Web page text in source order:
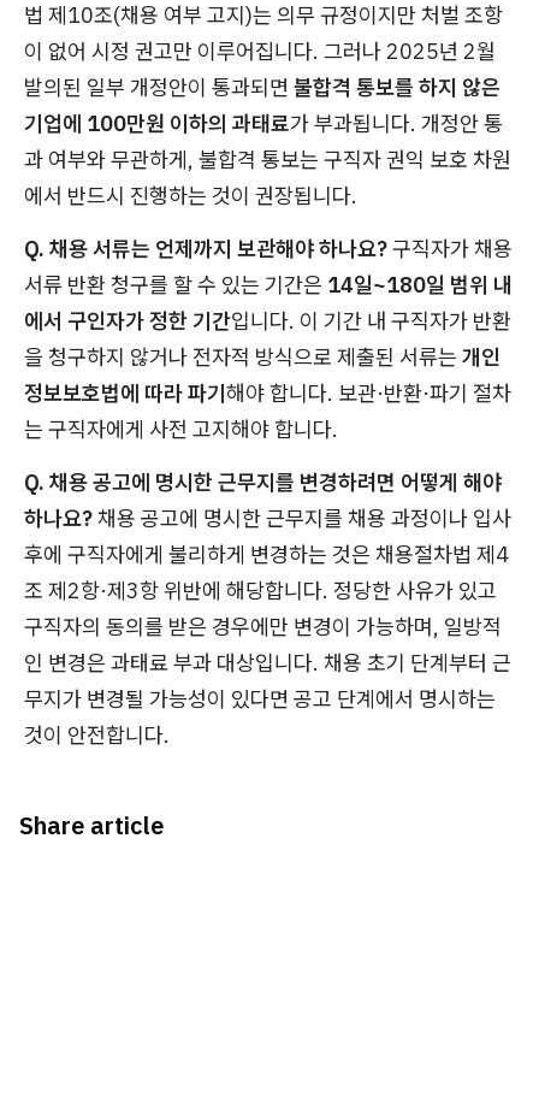
법 제10조(채용 여부 고지)는 의무 규정이지만 처벌 조항
이 없어 시정 권고만 이루어집니다. 그러나 2025년 2월
발의된 일부 개정안이 통과되면 불합격 통보를 하지 않은
기업에 100만원 이하의 과태료가 부과됩니다. 개정안 통
과 여부와 무관하게, 불합격 통보는 구직자 권익 보호 차원
에서 반드시 진행하는 것이 권장됩니다.
Q. 채용 서류는 언제까지 보관해야 하나요?구직자가 채용
서류 반환 청구를 할 수 있는 기간은 14일~180일 범위 내
에서 구인자가 정한 기간입니다. 이 기간 내 구직자가 반환
을 청구하지 않거나 전자적 방식으로 제출된 서류는 개인
정보보호법에 따라 파기해야 합니다. 보관·반환·파기 절차
는 구직자에게 사전 고지해야 합니다.
Q. 채용 공고에 명시한 근무지를 변경하려면 어떻게 해야
하나요?채용 공고에 명시한 근무지를 채용 과정이나 입사
후에 구직자에게 불리하게 변경하는 것은 채용절차법 제4
조 제2항·제3항 위반에 해당합니다. 정당한 사유가 있고
구직자의 동의를 받은 경우에만 변경이 가능하며, 일방적
인 변경은 과태료 부과 대상입니다. 채용 초기 단계부터 근
무지가 변경될 가능성이 있다면 공고 단계에서 명시하는
것이 안전합니다.
Share article